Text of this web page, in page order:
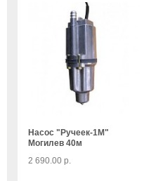
Насос "Ручеек-1М"
Могилев 40м
2 690.00 р.